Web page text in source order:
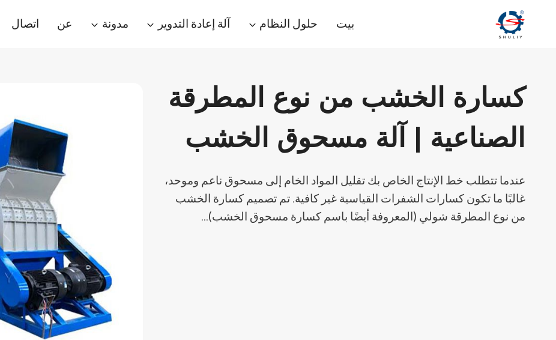
بيت حلول النظام آلة إعادة التدوير مدونة عن اتصال
كسارة الخشب من نوع المطرقة
الصناعية | آلة مسحوق الخشب
عندما تتطلب خط الإنتاج الخاص بك تقليل المواد الخام إلى مسحوق ناعم وموحد،
غالبًا ما تكون كسارات الشفرات القياسية غير كافية. تم تصميم كسارة الخشب
من نوع المطرقة شولي (المعروفة أيضًا باسم كسارة مسحوق الخشب)...